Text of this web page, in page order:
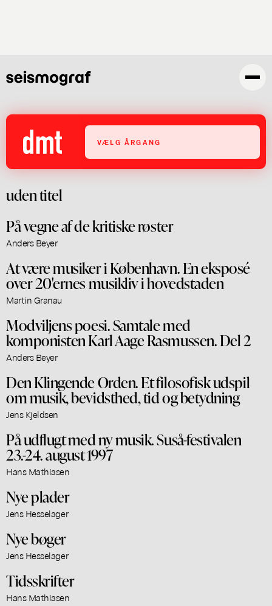
VÆLG ÅRGANG
uden titel
På vegne af de kritiske røster
Anders Beyer
At være musiker i København. En eksposé
over 20'ernes musikliv i hovedstaden
Martin Granau
Modviljens poesi. Samtale med
komponisten Karl Aage Rasmussen. Del 2
Anders Beyer
Den Klingende Orden. Et filosofisk udspil
om musik, bevidsthed, tid og betydning
Jens Kjeldsen
På udflugt med ny musik. Suså-festivalen
23.-24. august 1997
Hans Mathiasen
Nye plader
Jens Hesselager
Nye bøger
Jens Hesselager
Tidsskrifter
Hans Mathiasen